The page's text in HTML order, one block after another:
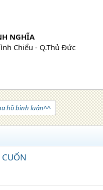
NGHĨA
Chiểu - Q.Thủ Đức
hồ bình luận^^
CUỐN